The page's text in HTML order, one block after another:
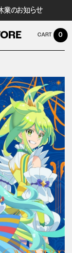
業のお知らせ
0